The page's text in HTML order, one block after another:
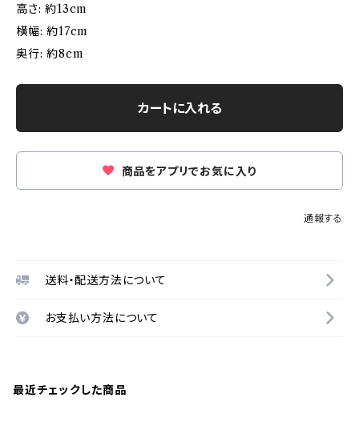
高さ: 約13cm
横幅: 約17cm
奥行: 約8cm
カートに入れる
商品をアプリでお気に入り
通報する
送料・配送方法について
お支払い方法について
最近チェックした商品